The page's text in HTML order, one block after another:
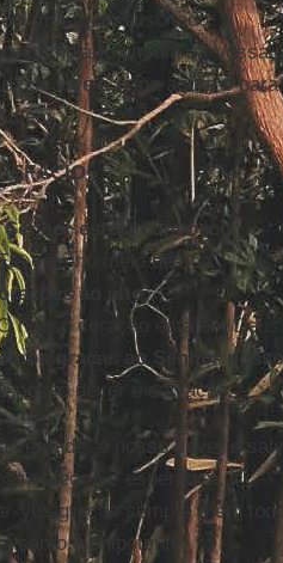
lo ressuscitado
lo um dia na Vossa
que vive e reina agora e
Senhor esteja convosco.
está no meio de nós.
ao alto.
nosso coração está em Deus.
graças ao Senhor
nosso dever e salvação.
verdade, é nosso dever e
alegria e esperança,
Vos graças sempre e em
santo e onipotente,